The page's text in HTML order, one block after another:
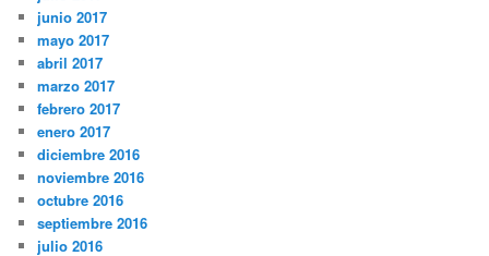
junio 2017
mayo 2017
abril 2017
marzo 2017
febrero 2017
enero 2017
diciembre 2016
noviembre 2016
octubre 2016
septiembre 2016
julio 2016